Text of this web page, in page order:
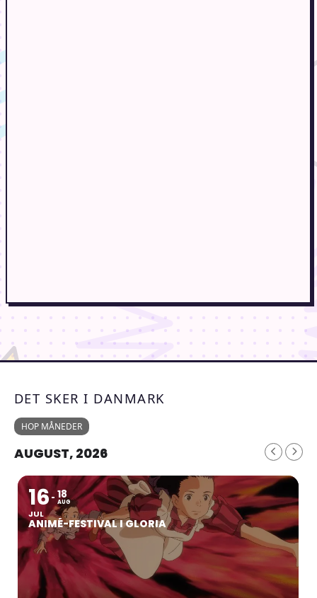
DET SKER I DANMARK
HOP MÅNEDER
AUGUST, 2026
16
JUL
18
AUG
ANIMÉ-FESTIVAL I GLORIA